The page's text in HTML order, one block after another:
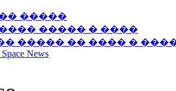
�����
����� � ����
����� �� ���� �
News